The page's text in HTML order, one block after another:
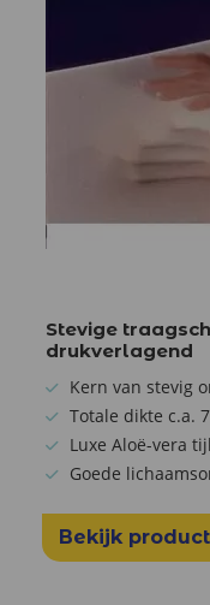
Stevige
drukverlagend
Kern van stevig
Totale dikte c.a.
Luxe Aloë-vera
Goede
Bekijk product